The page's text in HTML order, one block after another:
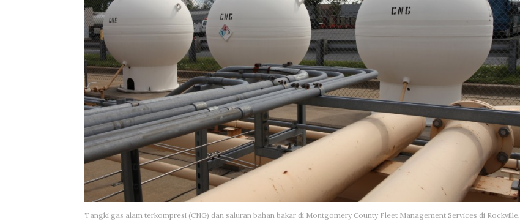
Tangki gas alam terkompresi (CNG) dan saluran bahan bakar di Montgomery County Fleet Management Services di Rockville,